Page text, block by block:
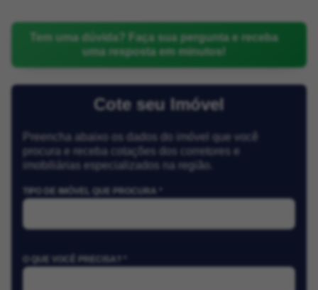
Tem uma dúvida? Faça sua pergunta e receba
uma resposta em minutos!
Cote seu Imóvel
Preencha abaixo os dados do imóvel que você
procura e receba cotações dos corretores e
imobiliárias especializados na região.
TIPO DE IMÓVEL QUE PROCURA *
O QUE VOCÊ PRECISA? *